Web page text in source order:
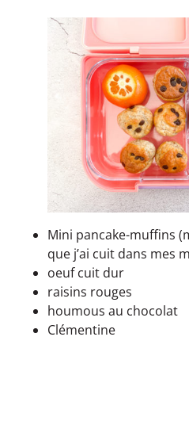
Mini pancake-muffins
que j’ai cuit dans mes
oeuf cuit dur
raisins rouges
houmous au chocolat
Clémentine